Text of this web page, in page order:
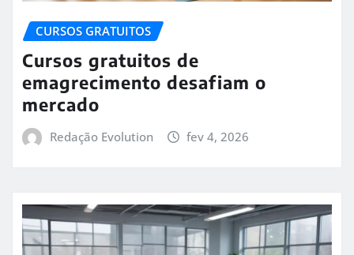
CURSOS GRATUITOS
Cursos gratuitos de
emagrecimento desafiam o
mercado
Redação Evolution fev 4, 2026